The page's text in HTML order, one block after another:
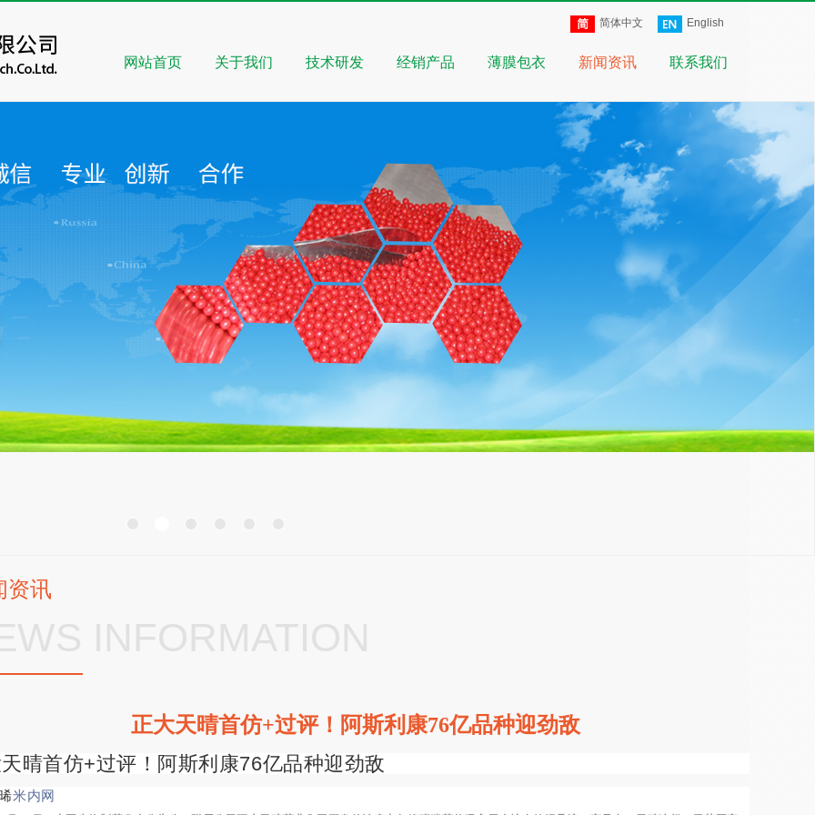
简体中文 English
网站首页 关于我们 技术研发 经销产品 薄膜包衣 新闻资讯 联系我们
资讯
正大天晴首仿+过评！阿斯利康76亿品种迎劲敌
晴首仿+过评！阿斯利康76亿品种迎劲敌
米内网